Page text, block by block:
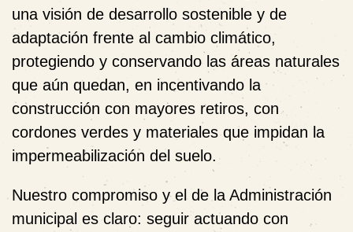
una visión de desarrollo sostenible y de
adaptación frente al cambio climático,
protegiendo y conservando las áreas naturales
que aún quedan, en incentivando la
construcción con mayores retiros, con
cordones verdes y materiales que impidan la
impermeabilización del suelo.
Nuestro compromiso y el de la Administración
municipal es claro: seguir actuando con